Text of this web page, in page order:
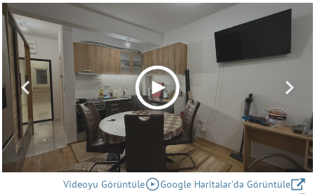
Videoyu Görüntüle
Google Haritalar'da Görüntüle